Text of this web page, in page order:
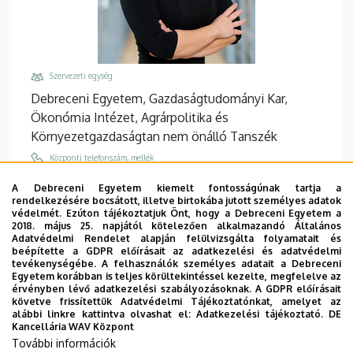
Szervezeti egység
Debreceni Egyetem, Gazdaságtudományi Kar,
Ökonómia Intézet, Agrárpolitika és
Környezetgazdaságtan nem önálló Tanszék
Központi telefonszám, mellék
Email
rakos.monika@econ.unideb.hu
Cím
4032 Debrecen Böszörményi út 138
Épület, emelet, ajtó
"Q" épület GTK Táj- és Vidékfejlesztési Központ,
földszint, 20
A Debreceni Egyetem kiemelt fontosságúnak tartja a
rendelkezésére bocsátott, illetve birtokába jutott személyes adatok
védelmét. Ezúton tájékoztatjuk Önt, hogy a Debreceni Egyetem a
2018. május 25. napjától kötelezően alkalmazandó Általános
Adatvédelmi Rendelet alapján felülvizsgálta folyamatait és
beépítette a GDPR előírásait az adatkezelési és adatvédelmi
tevékenységébe. A felhasználók személyes adatait a Debreceni
Egyetem korábban is teljes körültekintéssel kezelte, megfelelve az
érvényben lévő adatkezelési szabályozásoknak. A GDPR előírásait
követve frissítettük Adatvédelmi Tájékoztatónkat, amelyet az
alábbi linkre kattintva olvashat el:Adatkezelési tájékoztató. DE
Kancellária WAV Központ
További információk